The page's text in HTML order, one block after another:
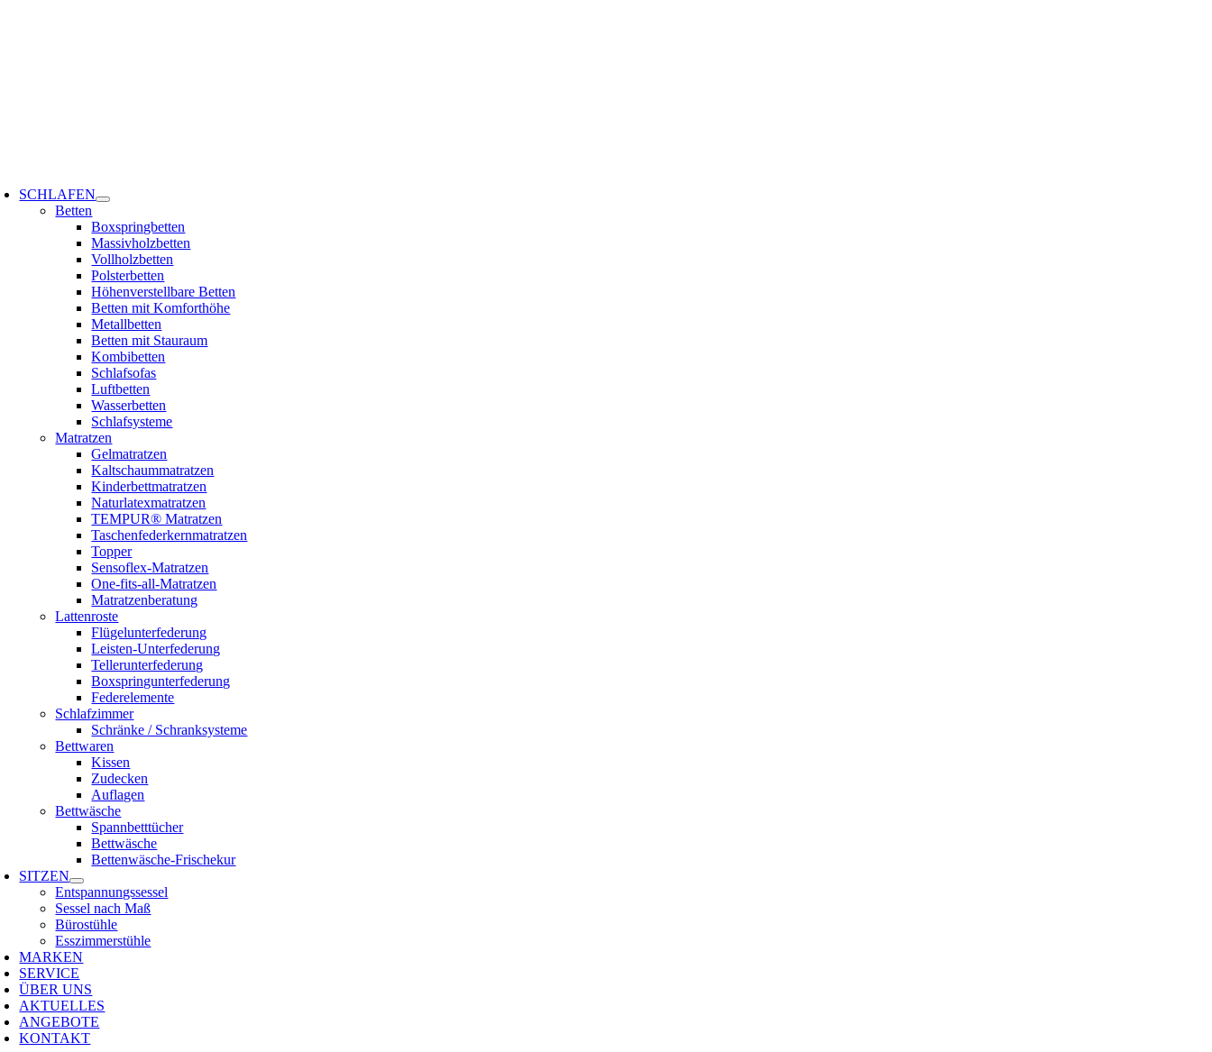
SCHLAFEN
Betten
Boxspringbetten
Massivholzbetten
Vollholzbetten
Polsterbetten
Höhenverstellbare Betten
Betten mit Komforthöhe
Metallbetten
Betten mit Stauraum
Kombibetten
Schlafsofas
Luftbetten
Wasserbetten
Schlafsysteme
Matratzen
Gelmatratzen
Kaltschaummatratzen
Kinderbettmatratzen
Naturlatexmatratzen
TEMPUR® Matratzen
Taschenfederkernmatratzen
Topper
Sensoflex-Matratzen
One-fits-all-Matratzen
Matratzenberatung
Lattenroste
Flügelunterfederung
Leisten-Unterfederung
Tellerunterfederung
Boxspringunterfederung
Federelemente
Schlafzimmer
Schränke / Schranksysteme
Bettwaren
Kissen
Zudecken
Auflagen
Bettwäsche
Spannbetttücher
Bettwäsche
Bettenwäsche-Frischekur
SITZEN
Entspannungssessel
Sessel nach Maß
Bürostühle
Esszimmerstühle
MARKEN
SERVICE
ÜBER UNS
AKTUELLES
ANGEBOTE
KONTAKT